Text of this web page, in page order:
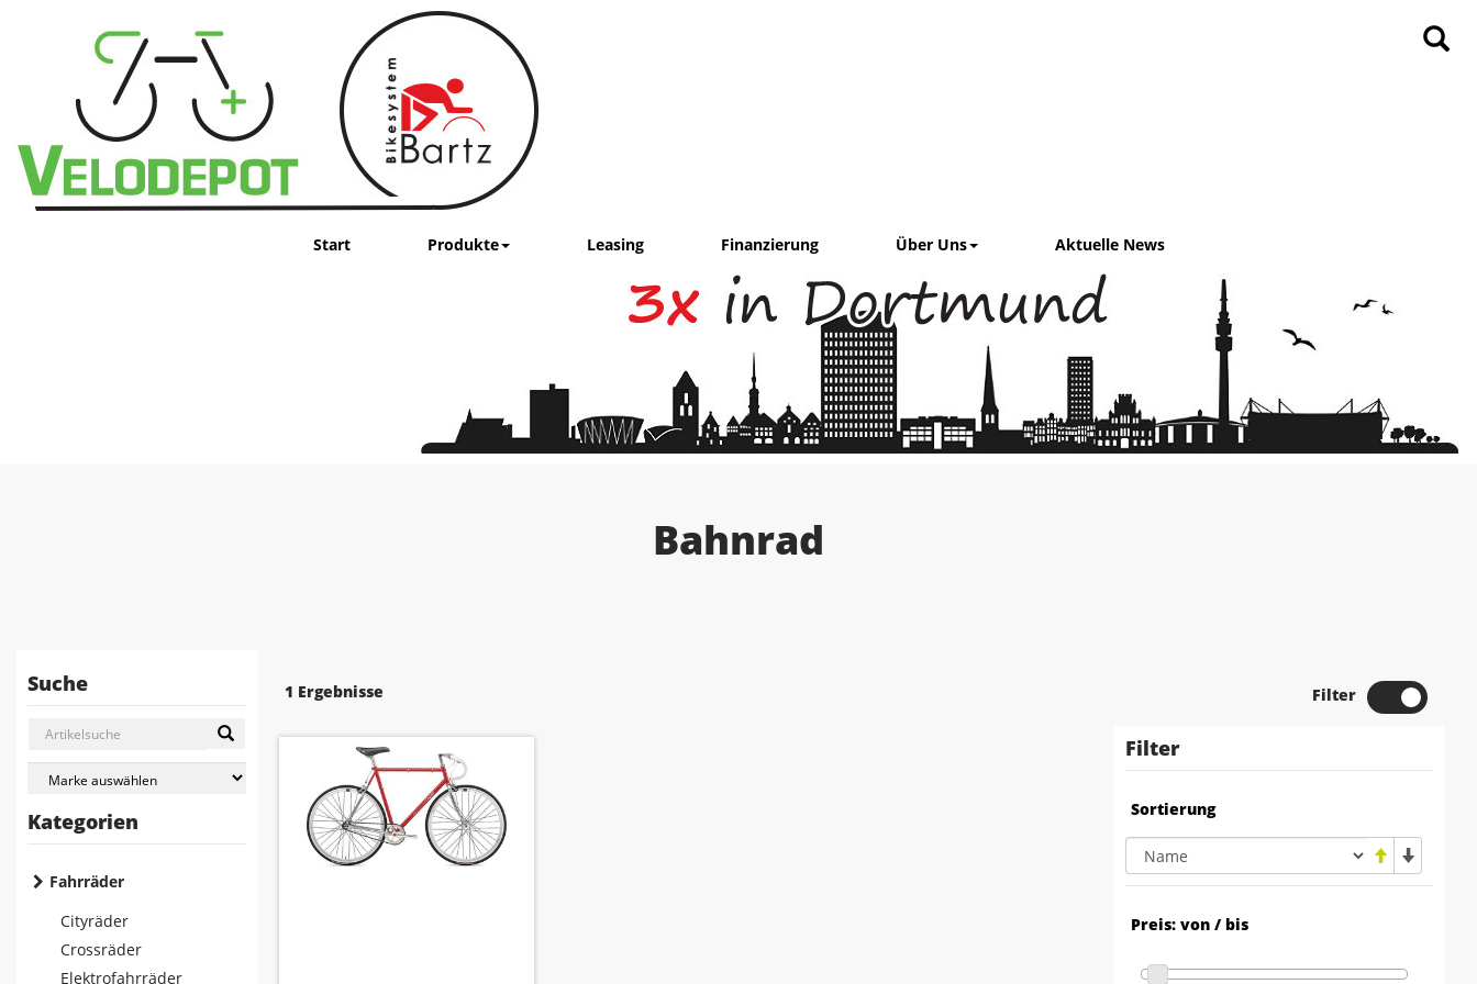
Start Produkte Leasing Finanzierung Über Uns Aktuelle News
Bahnrad
Suche
Kategorien
Fahrräder
Cityräder
Crossräder
Elektrofahrräder
1 Ergebnisse Filter
Filter
Sortierung
Preis: von / bis